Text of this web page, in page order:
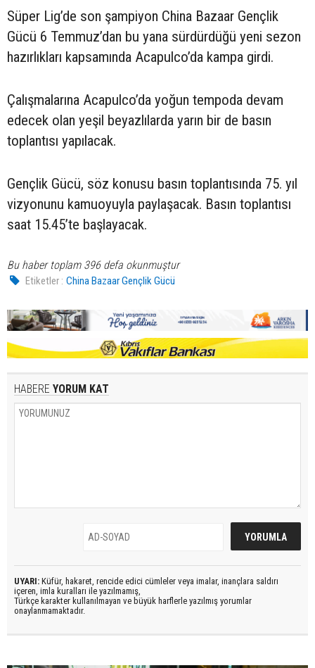
Süper Lig’de son şampiyon China Bazaar Gençlik
Gücü 6 Temmuz’dan bu yana sürdürdüğü yeni sezon
hazırlıkları kapsamında Acapulco’da kampa girdi.
Çalışmalarına Acapulco’da yoğun tempoda devam
edecek olan yeşil beyazlılarda yarın bir de basın
toplantısı yapılacak.
Gençlik Gücü, söz konusu basın toplantısında 75. yıl
vizyonunu kamuoyuyla paylaşacak. Basın toplantısı
saat 15.45’te başlayacak.
Bu haber toplam 396 defa okunmuştur
Etiketler : China Bazaar Gençlik Gücü
HABERE YORUM KAT
UYARI: Küfür, hakaret, rencide edici cümleler veya imalar, inançlara saldırı
içeren, imla kuralları ile yazılmamış,
Türkçe karakter kullanılmayan ve büyük harflerle yazılmış yorumlar
onaylanmamaktadır.